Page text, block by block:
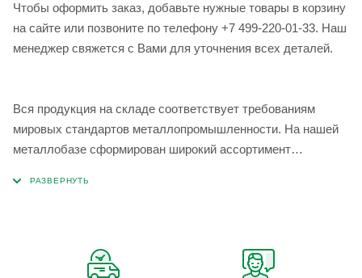
Чтобы оформить заказ, добавьте нужные товары в корзину
на сайте или позвоните по телефону +7 499-220-01-33. Наш
менеджер свяжется с Вами для уточнения всех деталей.
Вся продукция на складе соответствует требованиям
мировых стандартов металлопромышленности. На нашей
металлобазе сформирован широкий ассортимент